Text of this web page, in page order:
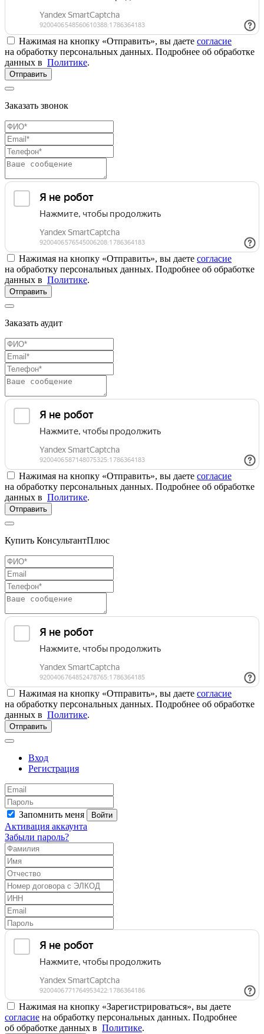
Нажимая на кнопку «Отправить», вы даете согласие
на обработку персональных данных. Подробнее об обработке
данных в Политике.
Отправить
Заказать звонок
Нажимая на кнопку «Отправить», вы даете согласие
на обработку персональных данных. Подробнее об обработке
данных в Политике.
Отправить
Заказать аудит
Нажимая на кнопку «Отправить», вы даете согласие
на обработку персональных данных. Подробнее об обработке
данных в Политике.
Отправить
Купить КонсультантПлюс
Нажимая на кнопку «Отправить», вы даете согласие
на обработку персональных данных. Подробнее об обработке
данных в Политике.
Отправить
Вход
Регистрация
Запомнить меня Войти
Активация аккаунта
Забыли пароль?
Нажимая на кнопку «Зарегистрироваться», вы даете
согласие на обработку персональных данных. Подробнее
об обработке данных в Политике.